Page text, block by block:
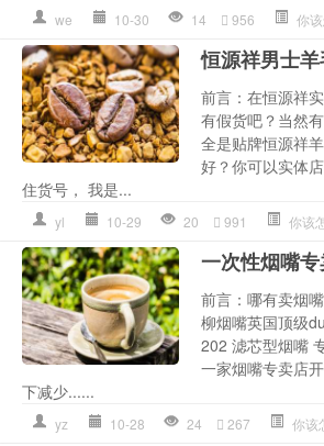
we 10-30 14 956 你
恒源祥男士
前言：在恒源祥
有假货吧？当然
全是贴牌恒源祥
好？你可以实体
住货号， 我是...
yl 10-29 20 991 你该
一次性烟嘴
前言：哪有卖烟
柳烟嘴英国顶级
202 滤芯型烟嘴
一家烟嘴专卖店
下减少......
yz 10-28 24 267 你该